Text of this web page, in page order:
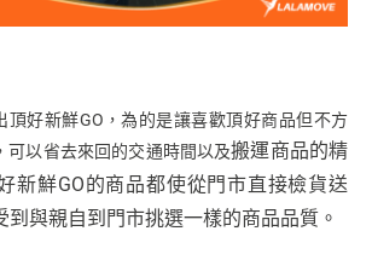
頂好新鮮GO，為的是讓喜歡頂好商品但不方
可以省去來回的交通時間以及搬運商品的精
新鮮GO的商品都使從門市直接檢貨送
到與親自到門市挑選一樣的商品品質。